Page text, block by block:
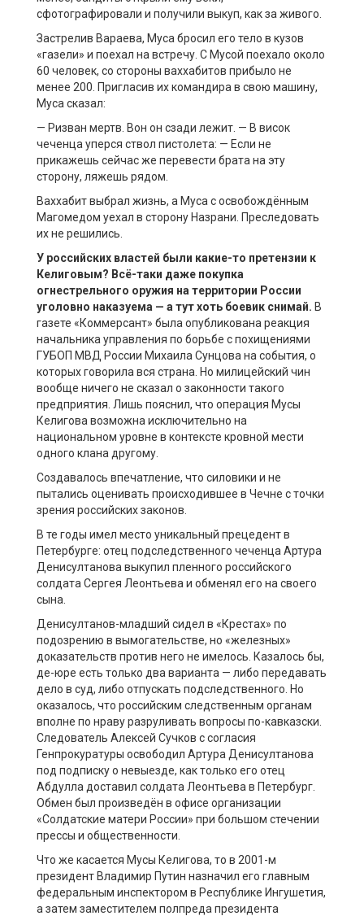
сфотографировали и получили выкуп, как за живого.
Застрелив Вараева, Муса бросил его тело в кузов
«газели» и поехал на встречу. С Мусой поехало около
60 человек, со стороны ваххабитов прибыло не
менее 200. Пригласив их командира в свою машину,
Муса сказал:
— Ризван мертв. Вон он сзади лежит. — В висок
чеченца уперся ствол пистолета: — Если не
прикажешь сейчас же перевести брата на эту
сторону, ляжешь рядом.
Ваххабит выбрал жизнь, а Муса с освобождённым
Магомедом уехал в сторону Назрани. Преследовать
их не решились.
У российских властей были какие-то претензии к
Келиговым? Всё-таки даже покупка
огнестрельного оружия на территории России
уголовно наказуема — а тут хоть боевик снимай. В
газете «Коммерсант» была опубликована реакция
начальника управления по борьбе с похищениями
ГУБОП МВД России Михаила Сунцова на события, о
которых говорила вся страна. Но милицейский чин
вообще ничего не сказал о законности такого
предприятия. Лишь пояснил, что операция Мусы
Келигова возможна исключительно на
национальном уровне в контексте кровной мести
одного клана другому.
Создавалось впечатление, что силовики и не
пытались оценивать происходившее в Чечне с точки
зрения российских законов.
В те годы имел место уникальный прецедент в
Петербурге: отец подследственного чеченца Артура
Денисултанова выкупил пленного российского
солдата Сергея Леонтьева и обменял его на своего
сына.
Денисултанов-младший сидел в «Крестах» по
подозрению в вымогательстве, но «железных»
доказательств против него не имелось. Казалось бы,
де-юре есть только два варианта — либо передавать
дело в суд, либо отпускать подследственного. Но
оказалось, что российским следственным органам
вполне по нраву разруливать вопросы по-кавказски.
Следователь Алексей Сучков с согласия
Генпрокуратуры освободил Артура Денисултанова
под подписку о невыезде, как только его отец
Абдулла доставил солдата Леонтьева в Петербург.
Обмен был произведён в офисе организации
«Солдатские матери России» при большом стечении
прессы и общественности.
Что же касается Мусы Келигова, то в 2001-м
президент Владимир Путин назначил его главным
федеральным инспектором в Республике Ингушетия,
а затем заместителем полпреда президента